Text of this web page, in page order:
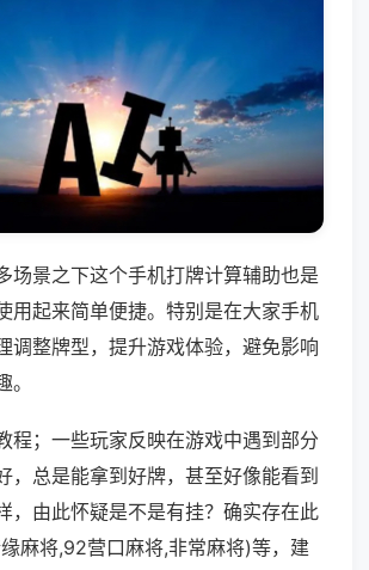
场景之下这个手机打牌计算辅助也是
用起来简单便捷。特别是在大家手机
调整牌型，提升游戏体验，避免影响
程；一些玩家反映在游戏中遇到部分
，总是能拿到好牌，甚至好像能看到
，由此怀疑是不是有挂？确实存在此
麻将,92营口麻将,非常麻将)等，建